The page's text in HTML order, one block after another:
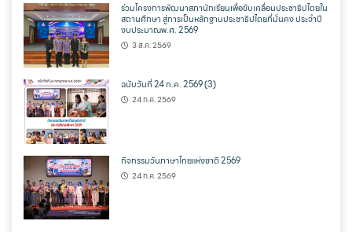
ร่วมโครงการพัฒนาสภานักเรียนเพื่อขับเคลื่อนประชาธิปไตยใน
สถานศึกษา สู่การเป็นหลักฐานประชาธิปไตยที่มั่นคง ประจำปี
งบประมาณพ.ศ. 2569
3 ส.ค. 2569
ฉบับวันที่ 24 ก.ค. 2569 (3)
24 ก.ค. 2569
กิจกรรมวันภาษาไทยแห่งชาติ 2569
24 ก.ค. 2569